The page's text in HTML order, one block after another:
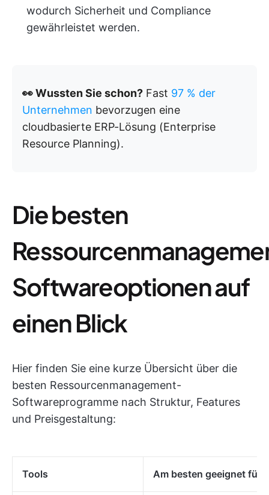
wodurch Sicherheit und Compliance
gewährleistet werden.
👀 Wussten Sie schon? Fast 97 % der
Unternehmen bevorzugen eine
cloudbasierte ERP-Lösung (Enterprise
Resource Planning).
Die besten
Softwareoptionen auf
einen Blick
Hier finden Sie eine kurze Übersicht über die
besten Ressourcenmanagement-
Softwareprogramme nach Struktur, Features
und Preisgestaltung:
Tools Am besten geeignet für